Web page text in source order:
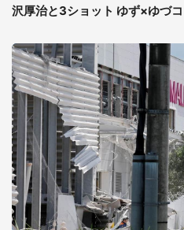
沢厚治と3ショット ゆず×ゆづ